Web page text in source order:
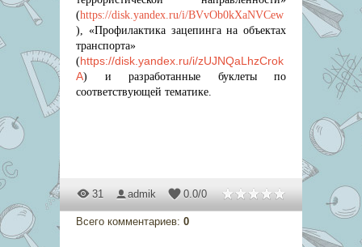
(https://disk.yandex.ru/i/BVvOb0kXaNVCew
), «Профилактика зацепинга на объектах
транспорта»
(https://disk.yandex.ru/i/zUJNQaLhzCrok
A) и разработанные буклеты по
соответствующей тематике.
31 admik 0.0/0
Всего комментариев: 0